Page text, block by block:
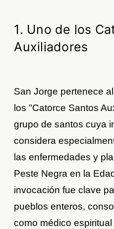
1. Uno de los
Auxiliadores
San Jorge pertenece
los "Catorce Santos
grupo de santos cuya
considera
las enfermedades y
Peste Negra en la
invocación fue clave
pueblos enteros,
como médico espiritual